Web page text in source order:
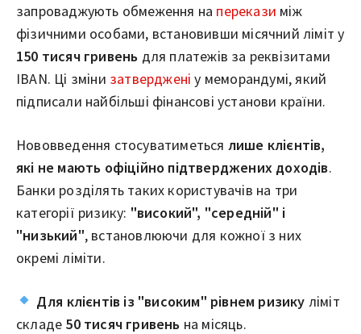
запроваджують обмеження на перекази між
фізичними особами, встановивши місячний ліміт у
150 тисяч гривень для платежів за реквізитами
IBAN. Ці зміни затверджені у меморандумі, який
підписали найбільші фінансові установи країни.
Нововведення стосуватиметься лише клієнтів,
які не мають офіційно підтверджених доходів.
Банки розділять таких користувачів на три
категорії ризику: "високий", "середній" і
"низький", встановлюючи для кожної з них
окремі ліміти.
Для клієнтів із "високим" рівнем ризику ліміт
складе 50 тисяч гривень на місяць.